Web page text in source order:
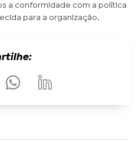
a conformidade com a política
para a organização.